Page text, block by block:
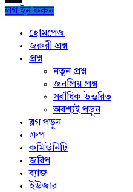
লগ ইন করুন
Exploreহোমপেজ
জরুরী প্রশ্ন
প্রশ্ন
নতুন প্রশ্ন
জনপ্রিয় প্রশ্ন
সর্বাধিক উত্তরিত
অবশ্যই পড়ুন
ব্লগ পড়ুন
গ্রুপ
কমিউনিটি
জরিপ
ব্যাজ
ইউজার